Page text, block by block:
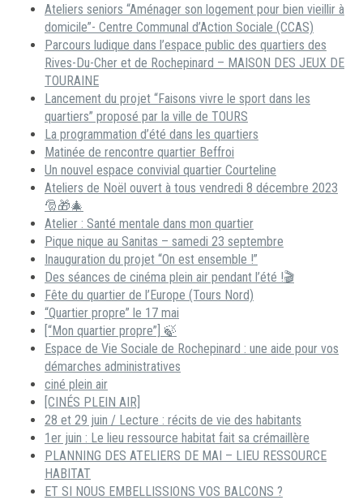
Ateliers seniors “Aménager son logement pour bien vieillir à
domicile”- Centre Communal d’Action Sociale (CCAS)
Parcours ludique dans l’espace public des quartiers des
Rives-Du-Cher et de Rochepinard – MAISON DES JEUX DE
TOURAINE
Lancement du projet “Faisons vivre le sport dans les
quartiers” proposé par la ville de TOURS
La programmation d’été dans les quartiers
Matinée de rencontre quartier Beffroi
Un nouvel espace convivial quartier Courteline
Ateliers de Noël ouvert à tous vendredi 8 décembre 2023
🎅🎁🎄
Atelier : Santé mentale dans mon quartier
Pique nique au Sanitas – samedi 23 septembre
Inauguration du projet “On est ensemble !”
Des séances de cinéma plein air pendant l’été !🎬
Fête du quartier de l’Europe (Tours Nord)
“Quartier propre” le 17 mai
[“Mon quartier propre”] 🍃
Espace de Vie Sociale de Rochepinard : une aide pour vos
démarches administratives
ciné plein air
[CINÉS PLEIN AIR]
28 et 29 juin / Lecture : récits de vie des habitants
1er juin : Le lieu ressource habitat fait sa crémaillère
PLANNING DES ATELIERS DE MAI – LIEU RESSOURCE
HABITAT
ET SI NOUS EMBELLISSIONS VOS BALCONS ?